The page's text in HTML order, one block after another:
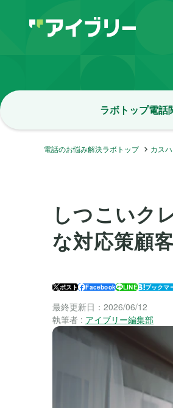
ラボトップ電話
電話のお悩み解決ラボトップ カス
しつこいク
な対応策顧
ポスト Facebook LINE ブックマ
最終更新日：2026/06/12
執筆者 : アイブリー編集部